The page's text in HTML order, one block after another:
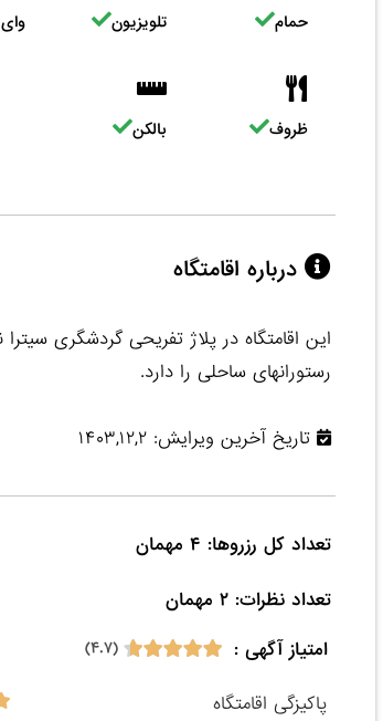
حمام تلویزیون
ظروف بالکن
درباره اقامتگاه
این اقامتگاه در پلاژ تفریحی گردشگری
رستورانهای ساحلی را دارد.
تاریخ آخرین ویرایش: ۱۴۰۳,۱۲,۲
تعداد نظرات: ۲ مهمان
امتیاز آگهی :
(۴.۷)
پاکیزگی اقامتگاه